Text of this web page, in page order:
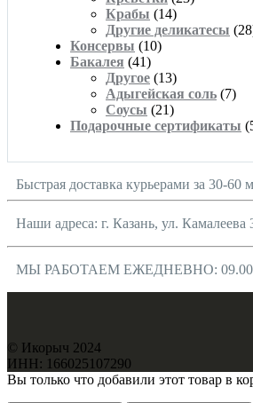
Крабы (14)
Другие деликатесы
Консервы (10)
Бакалея (41)
Другое (13)
Адыгейская соль (7)
Соусы (21)
Подарочные сертификаты
Быстрая доставка курьерами за 30-
Наши адреса: г. Казань, ул. Камалеева
МЫ РАБОТАЕМ ЕЖЕДНЕВНО: 09.00
© Икорыч 2024
ИНН: 166025107290
Вы только что добавили этот товар в